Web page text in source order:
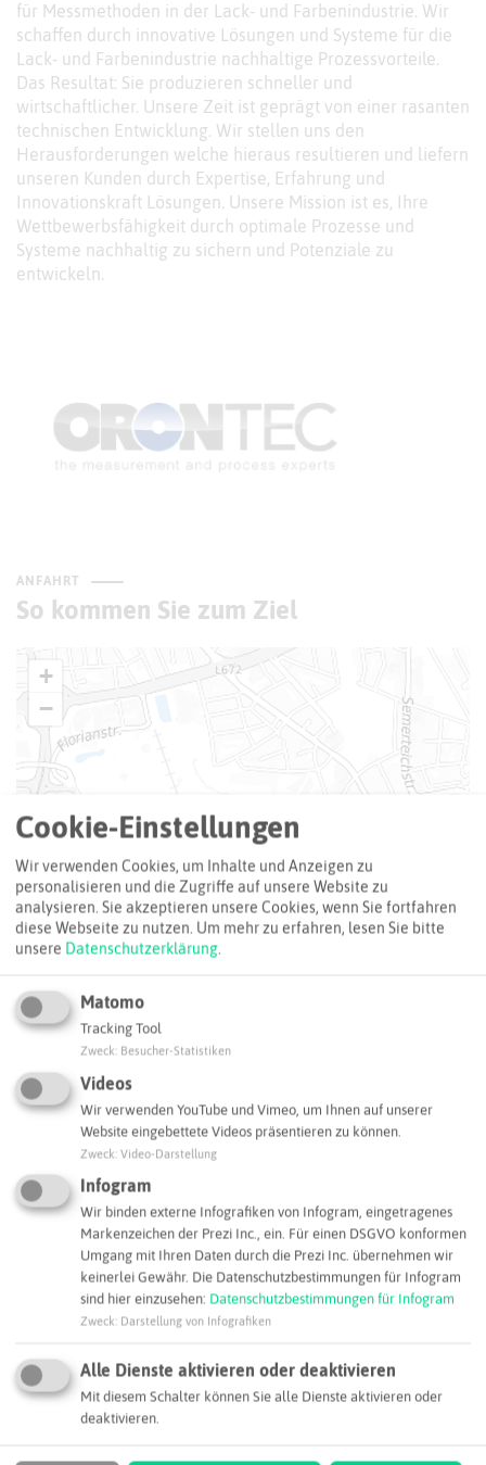
für Messmethoden in der Lack- und Farbenindustrie. Wir
schaffen durch innovative Lösungen und Systeme für die
Lack- und Farbenindustrie nachhaltige Prozessvorteile.
Das Resultat: Sie produzieren schneller und
wirtschaftlicher. Unsere Zeit ist geprägt von einer rasanten
technischen Entwicklung. Wir stellen uns den
Herausforderungen welche hieraus resultieren und liefern
unseren Kunden durch Expertise, Erfahrung und
Innovationskraft Lösungen. Unsere Mission ist es, Ihre
Wettbewerbsfähigkeit durch optimale Prozesse und
Systeme nachhaltig zu sichern und Potenziale zu
entwickeln.
ANFAHRT
So kommen Sie zum Ziel
+
−
Adresse:
ORONTEC GmbH & Co. KG
Carlo-Schmid-Allee 3
44263 Dortmund
info@orontec.com
Webseite
Cookie-Einstellungen
Wir verwenden Cookies, um Inhalte und Anzeigen zu
personalisieren und die Zugriffe auf unsere Website zu
analysieren. Sie akzeptieren unsere Cookies, wenn Sie fortfahren
diese Webseite zu nutzen. Um mehr zu erfahren, lesen Sie bitte
unsere Datenschutzerklärung.
Matomo
Tracking Tool
Zweck Besucher-Statistiken
Videos
Wir verwenden YouTube und Vimeo, um Ihnen auf unserer
Website eingebettete Videos präsentieren zu können.
Zweck Video-Darstellung
Infogram
Wir binden externe Infografiken von Infogram, eingetragenes
Markenzeichen der Prezi Inc., ein. Für einen DSGVO konformen
Umgang mit Ihren Daten durch die Prezi Inc. übernehmen wir
keinerlei Gewähr. Die Datenschutzbestimmungen für Infogram
sind hier einzusehen: Datenschutzbestimmungen für Infogram
Zweck Darstellung von Infografiken
Alle Dienste aktivieren oder deaktivieren
Mit diesem Schalter können Sie alle Dienste aktivieren oder
deaktivieren.